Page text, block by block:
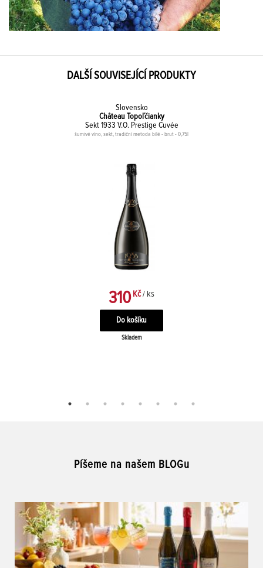
DALŠÍ SOUVISEJÍCÍ PRODUKTY
Slovensko
Château Topoľčianky
Sekt 1933 V.O. Prestige Cuvée
šumivé víno, sekt, tradiční metoda bílé - brut - 0,75l
310Kč / ks
Skladem
Píšeme na našem BLOGu